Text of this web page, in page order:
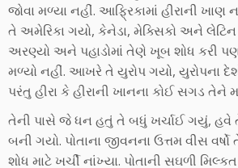
જોવા મળ્યા નહીં. આફ્રિકામાં હીરાની
તે અમેરિકા ગયો, કેનેડા, મેક્સિકો અને લેટિન
અરણ્યો અને પહાડોમાં તેણે ખૂબ શોધ કરી પણ
મળ્યો નહીં. આખરે તે યુરોપ ગયો, યુરોપના
પરંતુ હીરા કે હીરાની ખાનના કોઈ સગડ તેને
તેની પાસે જે ધન હતું તે બધું ખર્ચાઈ ગયું, હવે
બની ગયો. પોતાના જીવનના ઉત્તમ વીસ
શોધ માટે ખર્ચી નાંખ્યા. પોતાની સઘળી